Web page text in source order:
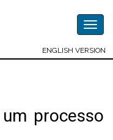
ENGLISH VERSION
processo